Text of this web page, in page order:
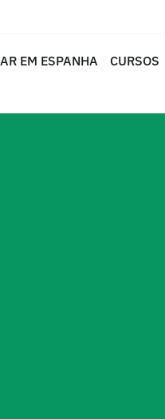
EM ESPANHA CURSOS